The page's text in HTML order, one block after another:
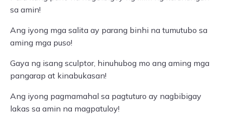
sa amin!
Ang iyong mga salita ay parang binhi na tumutubo sa
aming mga puso!
Gaya ng isang sculptor, hinuhubog mo ang aming mga
pangarap at kinabukasan!
Ang iyong pagmamahal sa pagtuturo ay nagbibigay
lakas sa amin na magpatuloy!